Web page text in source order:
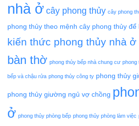
nhà ở cây phong thủy cây phong
phong thủy theo mệnh cây phong thủy để
kiến thức phong thủy nhà ở
bàn thờ phong thủy bếp nhà chung cư phong
bếp và chậu rửa phong thủy công ty phong thủy
phong thủy giường ngủ vợ chồng
ở phong thủy phòng bếp phong thủy phòng làm việc